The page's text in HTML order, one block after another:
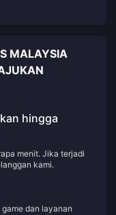
MALAYSIA
hingga
menit. Jika terjadi
kami.
dan layanan